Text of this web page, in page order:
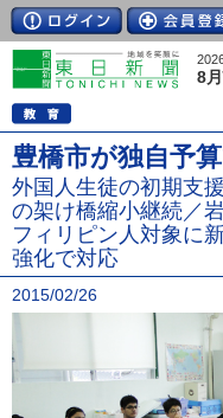
8
豊橋市が独自予
外国人生徒の初期支
の架け橋縮小継続／
フィリピン人対象に
強化で対応
2015/02/26